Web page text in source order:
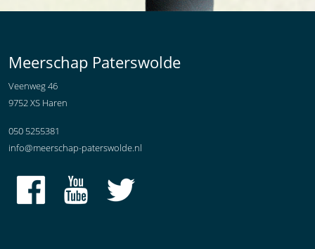
Meerschap Paterswolde
Veenweg 46
9752 XS Haren
050 5255381
info@meerschap-paterswolde.nl